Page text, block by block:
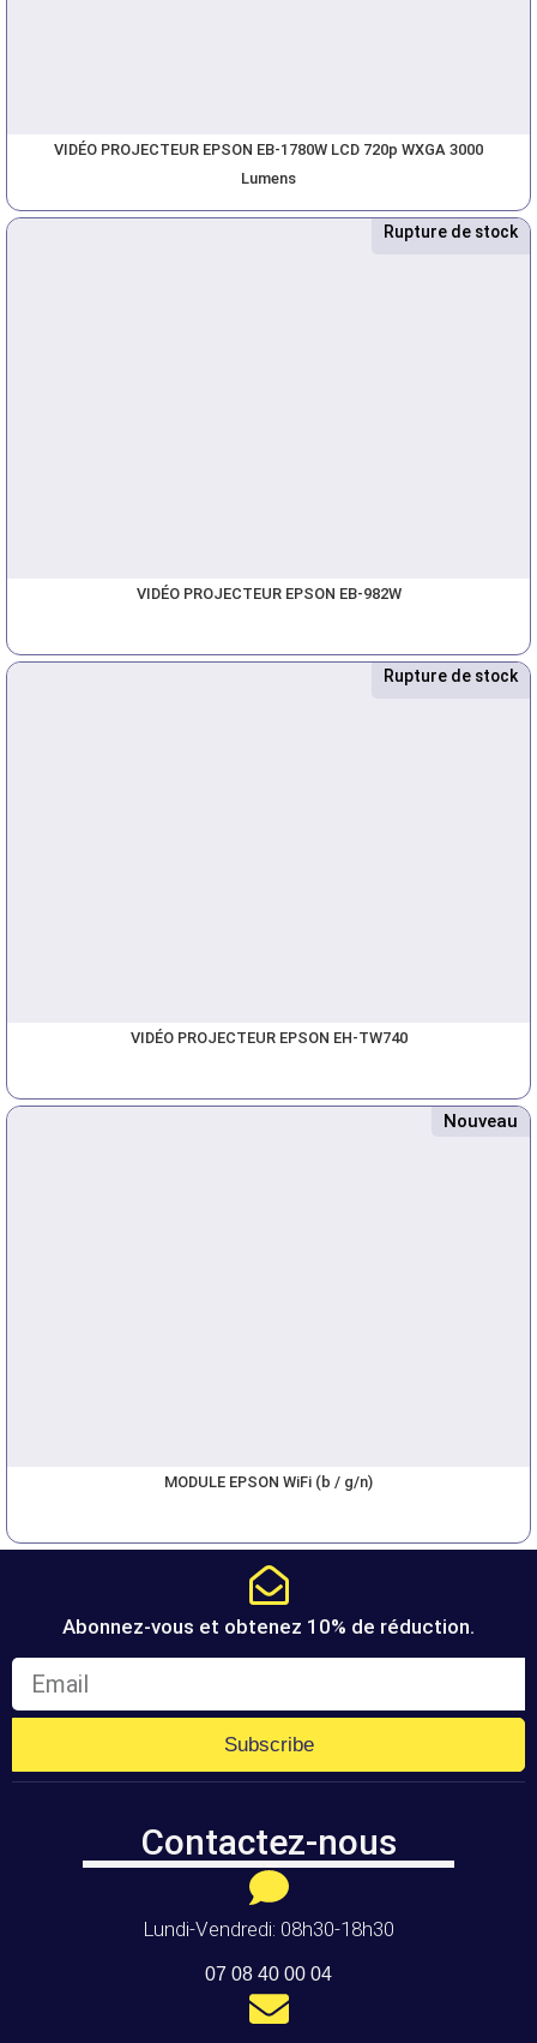
VIDÉO PROJECTEUR EPSON EB-1780W LCD 720p WXGA 3000
Lumens
Nouveau
Rupture de stock
VIDÉO PROJECTEUR EPSON EB-982W
Nouveau
Rupture de stock
VIDÉO PROJECTEUR EPSON EH-TW740
Nouveau
MODULE EPSON WiFi (b / g/n)
Abonnez-vous et obtenez 10% de réduction.
Subscribe
Contactez-nous
Lundi-Vendredi: 08h30-18h30
07 08 40 00 04